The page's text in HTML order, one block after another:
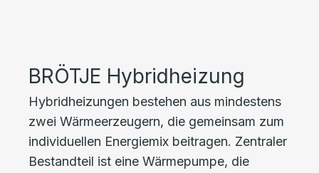
BRÖTJE Hybridheizung
Hybridheizungen bestehen aus mindestens
zwei Wärmeerzeugern, die gemeinsam zum
individuellen Energiemix beitragen. Zentraler
Bestandteil ist eine Wärmepumpe, die